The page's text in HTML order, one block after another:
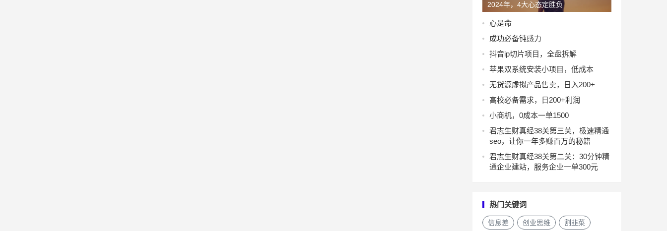
2024年，4大心态定胜负
心是命
成功必备钝感力
抖音ip切片项目，全盘拆解
苹果双系统安装小项目，低成本
无货源虚拟产品售卖，日入200+
高校必备需求，日200+利润
小商机，0成本一单1500
君志生财真经38关第三关，极速精通
seo，让你一年多赚百万的秘籍
君志生财真经38关第二关：30分钟精
通企业建站，服务企业一单300元
热门关键词
信息差 创业思维 割韭菜